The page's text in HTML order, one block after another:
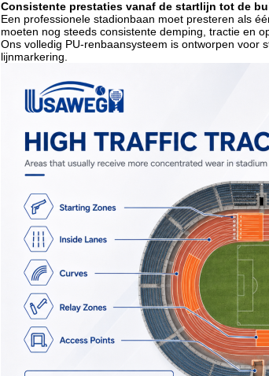
Consistente prestaties vanaf de startlijn tot de
Een professionele stadionbaan moet presteren als
moeten nog steeds consistente demping, tractie en
Ons volledig PU-renbaansysteem is ontworpen voor
lijnmarkering.